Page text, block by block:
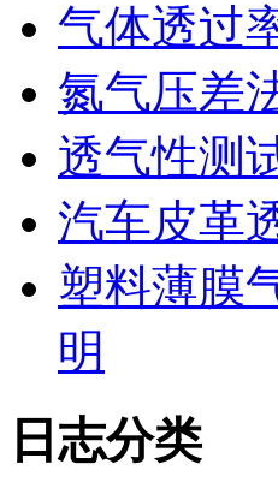
气体透过
氮气压差
透气性测
汽车皮革
塑料薄膜
明
日志分类